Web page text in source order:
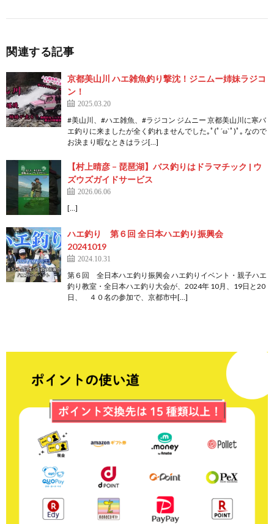
関連する記事
京都美山川 ハエ雑魚釣り撃沈！ジニムー姉妹ラジコ
ン！
2025.03.20
#美山川、#ハエ雑魚、#ラジコン ジムニー 京都美山川に寒バ
エ釣りに来ましたが全く釣れませんでした｡ﾟ(ﾟ´ω`ﾟ)ﾟ｡ なので
お決まり暇なときはラジ[…]
【村上晴彦 – 琵琶湖】バス釣りはドラマチック | ウ
ズウズガイドサービス
2026.06.06
[…]
ハエ釣り 第６回 全日本ハエ釣り振興会
20241019
2024.10.31
第６回 全日本ハエ釣り振興会 ハエ釣りイベント・親子ハエ
釣り教室・全日本ハエ釣り大会が、2024年 10月、19日と20
日、 ４０名の参加で、京都市中[…]